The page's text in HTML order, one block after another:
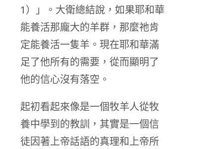
1）」。大衛總結說，如果耶和華
能養活那龐大的羊群，那麼祂肯
定能養活一隻羊。現在耶和華滿
足了他所有的需要，從而顯明了
他的信心沒有落空。
起初看起來像是一個牧羊人從牧
養中學到的教訓，其實是一個信
徒因著上帝話語的真理和上帝所